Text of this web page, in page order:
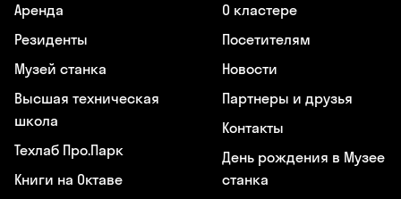
Аренда
Резиденты
Музей станка
Высшая техническая
школа
Техлаб Про.Парк
Книги на Октаве
О кластере
Посетителям
Новости
Партнеры и друзья
Контакты
День рождения в Музее
станка